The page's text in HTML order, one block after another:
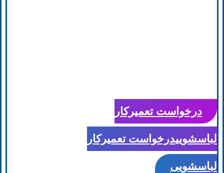
درخواست تعمیرکار
لباسشوییدرخواست تعمیرکار
لباسشویی